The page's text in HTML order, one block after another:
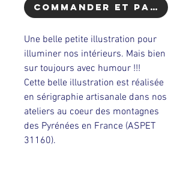
Commander et payer
Une belle petite illustration pour
illuminer nos intérieurs. Mais bien
sur toujours avec humour !!!
Cette belle illustration est réalisée
en sérigraphie artisanale dans nos
ateliers au coeur des montagnes
des Pyrénées en France (ASPET
31160).